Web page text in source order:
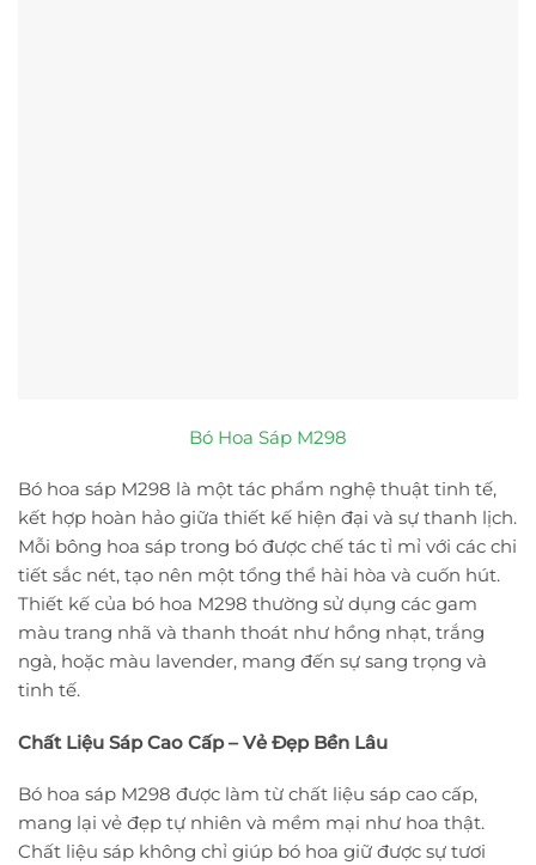
Bó Hoa Sáp M298
Bó hoa sáp M298 là một tác phẩm nghệ thuật tinh tế,
kết hợp hoàn hảo giữa thiết kế hiện đại và sự thanh lịch.
Mỗi bông hoa sáp trong bó được chế tác tỉ mỉ với các chi
tiết sắc nét, tạo nên một tổng thể hài hòa và cuốn hút.
Thiết kế của bó hoa M298 thường sử dụng các gam
màu trang nhã và thanh thoát như hồng nhạt, trắng
ngà, hoặc màu lavender, mang đến sự sang trọng và
tinh tế.
Chất Liệu Sáp Cao Cấp – Vẻ Đẹp Bền Lâu
Bó hoa sáp M298 được làm từ chất liệu sáp cao cấp,
mang lại vẻ đẹp tự nhiên và mềm mại như hoa thật.
Chất liệu sáp không chỉ giúp bó hoa giữ được sự tươi